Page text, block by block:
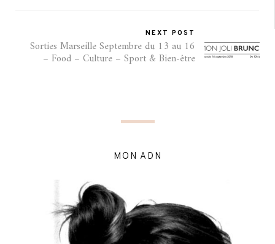
NEXT POST
Sorties Marseille Septembre du 13 au 16
– Food – Culture – Sport & Bien-être
MON ADN